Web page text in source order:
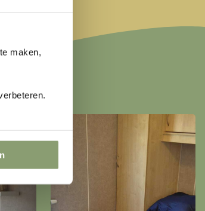
maken,